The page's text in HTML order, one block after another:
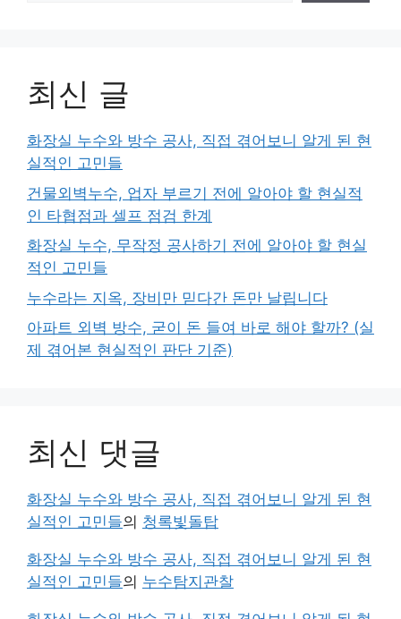
최신 글
화장실 누수와 방수 공사, 직접 겪어보니 알게 된 현
실적인 고민들
건물외벽누수, 업자 부르기 전에 알아야 할 현실적
인 타협점과 셀프 점검 한계
화장실 누수, 무작정 공사하기 전에 알아야 할 현실
적인 고민들
누수라는 지옥, 장비만 믿다간 돈만 날립니다
아파트 외벽 방수, 굳이 돈 들여 바로 해야 할까? (실
제 겪어본 현실적인 판단 기준)
최신 댓글
화장실 누수와 방수 공사, 직접 겪어보니 알게 된 현
실적인 고민들의 청록빛돌탑
화장실 누수와 방수 공사, 직접 겪어보니 알게 된 현
실적인 고민들의 누수탐지관찰